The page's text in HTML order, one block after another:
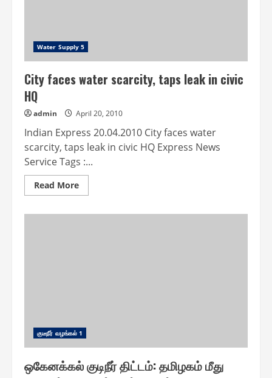
Water Supply 5
City faces water scarcity, taps leak in civic
HQ
admin April 20, 2010
Indian Express 20.04.2010 City faces water
scarcity, taps leak in civic HQ Express News
Service Tags :...
Read MoreRead
more
குடீநீர் வழங்௧ல் 1
ஒகேனக்கல் குடிநீர் திட்டம்: தமிழகம் மீது